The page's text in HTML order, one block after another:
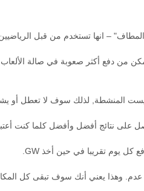
من دفع أكثر صعوبة في صالة